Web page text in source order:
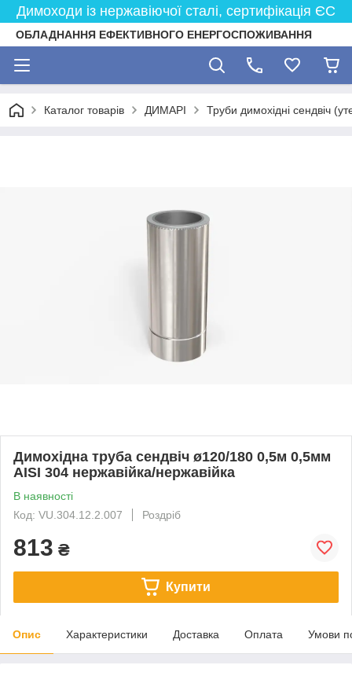
Димоходи із нержавіючої сталі, сертифікація ЄС
ОБЛАДНАННЯ ЕФЕКТИВНОГО ЕНЕРГОСПОЖИВАННЯ
Каталог товарів ДИМАРІ Труби димохідні сендвіч
Димохідна труба сендвіч ø120/180 0,5м 0,5мм
AISI 304 нержавійка/нержавійка
В наявності
Код: VU.304.12.2.007
Роздріб
813 ₴
Купити
Опис Характеристики Доставка Оплата Умови